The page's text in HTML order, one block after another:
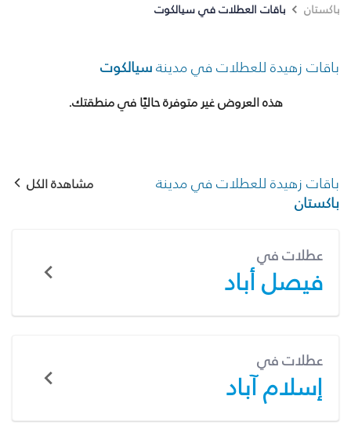
باكستان
باقات العطلات في سيالكوت
باقات زهيدة للعطلات في مدينةسيالكوت
هذه العروض غير متوفرة حاليًا في منطقتك.
باقات زهيدة للعطلات في مدينة
باكستان
مشاهدة الكل
عطلات في
فيصل أباد
عطلات في
إسلام آباد